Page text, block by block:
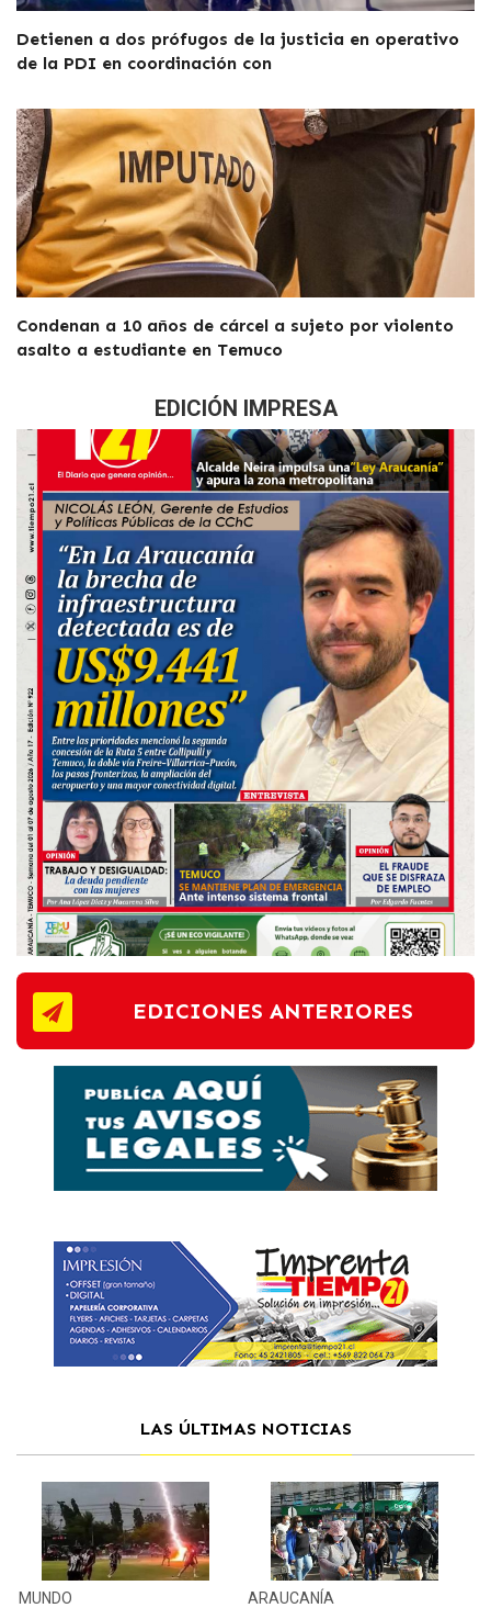
Detienen a dos prófugos de la justicia en operativo
de la PDI en coordinación con
Condenan a 10 años de cárcel a sujeto por violento
asalto a estudiante en Temuco
EDICIÓN IMPRESA
EDICIONES ANTERIORES
LAS ÚLTIMAS NOTICIAS
MUNDO ARAUCANÍA